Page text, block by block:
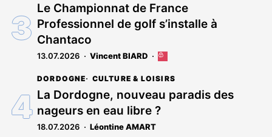
Le Championnat de France
Professionnel de golf s’installe à
Chantaco
13.07.2026 Vincent BIARD
Cet
est
réservé
aux
abonnés
DORDOGNE CULTURE & LOISIRS
La Dordogne, nouveau paradis des
nageurs en eau libre ?
18.07.2026 Léontine AMART